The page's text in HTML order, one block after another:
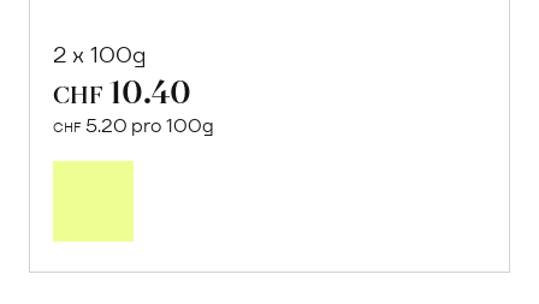
2 x 100g
CHF 10.40
CHF 5.20 pro 100g